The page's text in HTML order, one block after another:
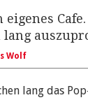
Wolf
lang das